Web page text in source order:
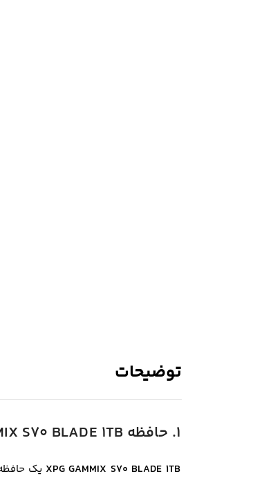
توضیحات
۱. حافظه SSD XPG GAMMIX S70 BLADE 1TB؛ دروازه‌ای به نسل چهارم PCIe
XPG GAMMIX S70 BLADE 1TB